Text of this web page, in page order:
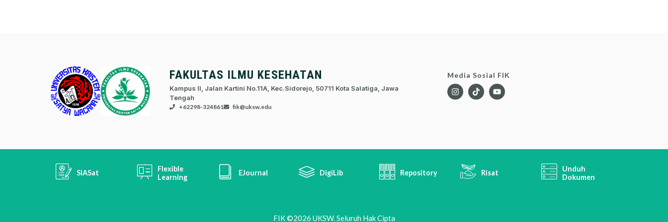
FAKULTAS ILMU KESEHATAN
Kampus II, Jalan Kartini No.11A, Kec.Sidorejo, 50711 Kota Salatiga, Jawa
Tengah
+62298-324861 fik@uksw.edu
Media Sosial FIK
SIASat
Flexible
Learning
EJournal DigiLib Repository Risat
Unduh
Dokumen
FIK ©2026 UKSW. Seluruh Hak Cipta